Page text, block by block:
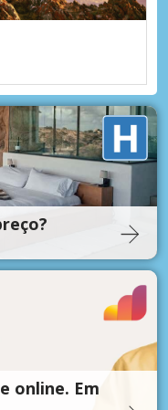
online. Em